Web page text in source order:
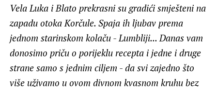
Vela Luka i Blato prekrasni su gradići smješteni na
zapadu otoka Korčule. Spaja ih ljubav prema
jednom starinskom kolaču - Lumbliji... Danas vam
donosimo priču o porijeklu recepta i jedne i druge
strane samo s jednim ciljem - da svi zajedno što
više uživamo u ovom divnom kvasnom kruhu bez